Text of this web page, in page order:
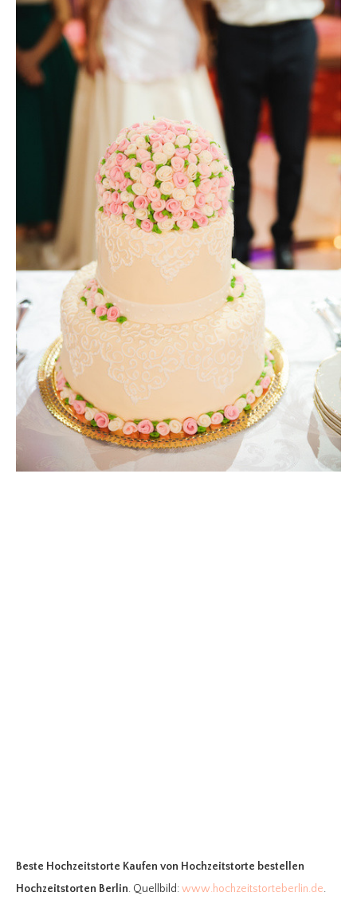
Beste Hochzeitstorte Kaufen von Hochzeitstorte bestellen
Hochzeitstorten Berlin. Quellbild:www.hochzeitstorteberlin.de.